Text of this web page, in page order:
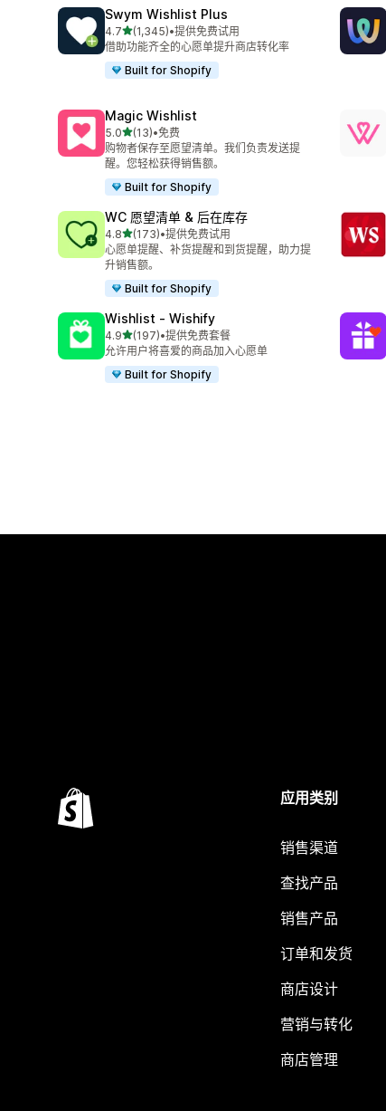
Swym Wishlist Plus
4.7星（满分 5 星）
(1,345)
总共 1345 条评论
•提供免费试用
借助功能齐全的心愿单提升商店转化率
Built for Shopify
Magic Wishlist
5.0星（满分 5 星）
(13)
总共 13 条评论
•免费
购物者保存至愿望清单。我们负责发送提
醒。您轻松获得销售额。
Built for Shopify
WC 愿望清单 & 后在库存
4.8星（满分 5 星）
(173)
总共 173 条评论
•提供免费试用
心愿单提醒、补货提醒和到货提醒，助力提
升销售额。
Built for Shopify
Wishlist ‑ Wishify
4.9星（满分 5 星）
(197)
总共 197 条评论
•提供免费套餐
允许用户将喜爱的商品加入心愿单
Built for Shopify
应用类别
销售渠道
查找产品
销售产品
订单和发货
商店设计
营销与转化
商店管理